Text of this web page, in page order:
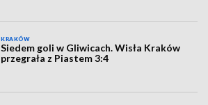
KRAKÓW
Siedem goli w Gliwicach. Wisła Kraków
przegrała z Piastem 3:4